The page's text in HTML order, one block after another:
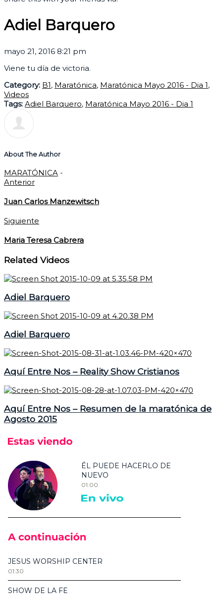
Adiel Barquero
mayo 21, 2016 8:21 pm
Viene tu día de victoria.
Category: B1, Maratónica, Maratónica Mayo 2016 - Dia 1,
Videos
Tags: Adiel Barquero, Maratónica Mayo 2016 - Dia 1
About The Author
MARATÓNICA -
Anterior
Juan Carlos Manzewitsch
Siguiente
Maria Teresa Cabrera
Related Videos
Adiel Barquero
Adiel Barquero
Aquí Entre Nos – Reality Show Cristianos
Aquí Entre Nos – Resumen de la maratónica de
Agosto 2015